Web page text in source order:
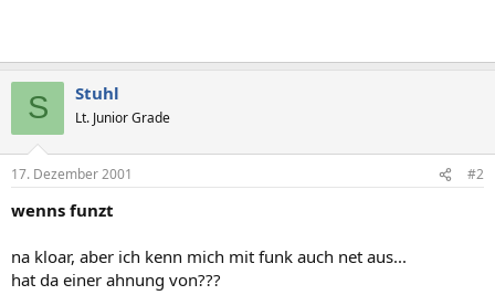
S Stuhl
Lt. Junior Grade
17. Dezember 2001 #2
wenns funzt
na kloar, aber ich kenn mich mit funk auch net aus...
hat da einer ahnung von???